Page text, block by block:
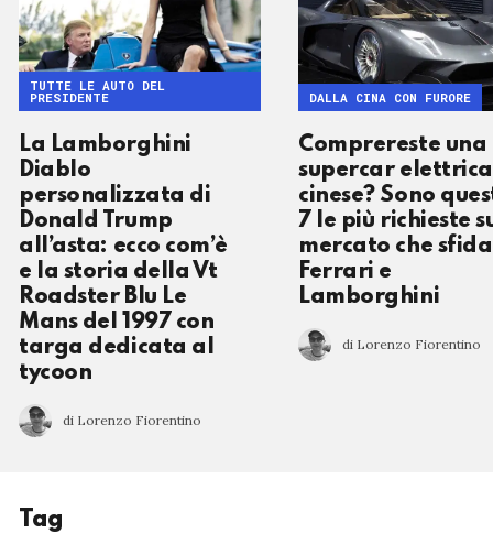
La Lamborghini
Diablo
personalizzata di
Donald Trump
all’asta: ecco com’è
e la storia della Vt
Roadster Blu Le
Mans del 1997 con
targa dedicata al
tycoon
di Lorenzo Fiorentino
TUTTE LE AUTO DEL
PRESIDENTE
Comprereste una
supercar elettrica
cinese? Sono
7 le più richieste
mercato che
Ferrari e
Lamborghini
di Lorenzo Fiorentino
DALLA CINA CON FURORE
Tag